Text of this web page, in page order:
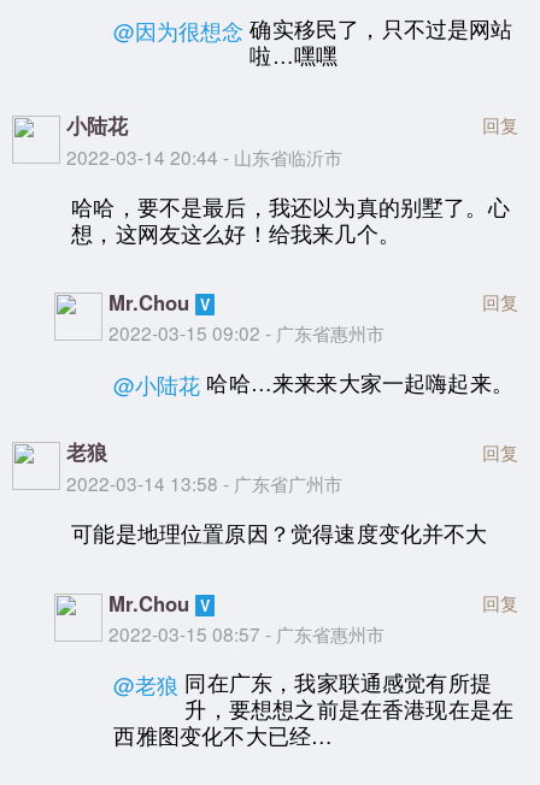
@因为很想念 确实移民了，只不过是网站
啦…嘿嘿
小陆花
2022-03-14 20:44 - 山东省临沂市
回复
哈哈，要不是最后，我还以为真的别墅了。心
想，这网友这么好！给我来几个。
Mr.Chou
2022-03-15 09:02 - 广东省惠州市
回复
@小陆花 哈哈…来来来大家一起嗨起来。
老狼
2022-03-14 13:58 - 广东省广州市
回复
可能是地理位置原因？觉得速度变化并不大
Mr.Chou
2022-03-15 08:57 - 广东省惠州市
回复
@老狼 同在广东，我家联通感觉有所提
升，要想想之前是在香港现在是在
西雅图变化不大已经…